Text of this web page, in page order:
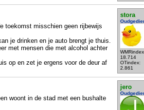
stora
18.714
OTindex:
2.861
toekomst misschien geen rijbewijs
je drinken en je auto brengt je thuis.
met mensen die met alcohol achter
op en zet je ergens voor de deur af
jero
woont in de stad met een bushalte